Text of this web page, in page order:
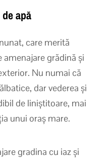
apă
care merită
grădină și
Nu numai că
dar vederea și
de liniștitoare, mai
unui oraș mare.
gradina cu iaz și